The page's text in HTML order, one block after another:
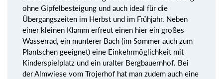
ohne Gipfelbesteigung und auch ideal für die
Übergangszeiten im Herbst und im Frühjahr. Neben
einer kleinen Klamm erfreut einen hier ein großes
Wasserrad, ein munterer Bach (im Sommer auch zum
Plantschen geeignet) eine Einkehrmöglichkeit mit
Kinderspielplatz und ein uralter Bergbauernhof. Bei
der Almwiese vom Trojerhof hat man zudem auch eine